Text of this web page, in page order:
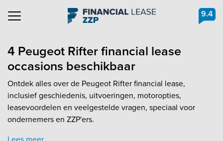
Navigation 9.4
4 Peugeot Rifter financial lease
occasions beschikbaar
Ontdek alles over de Peugeot Rifter financial lease,
inclusief geschiedenis, uitvoeringen, motoropties,
leasevoordelen en veelgestelde vragen, speciaal voor
ondernemers en ZZP'ers.